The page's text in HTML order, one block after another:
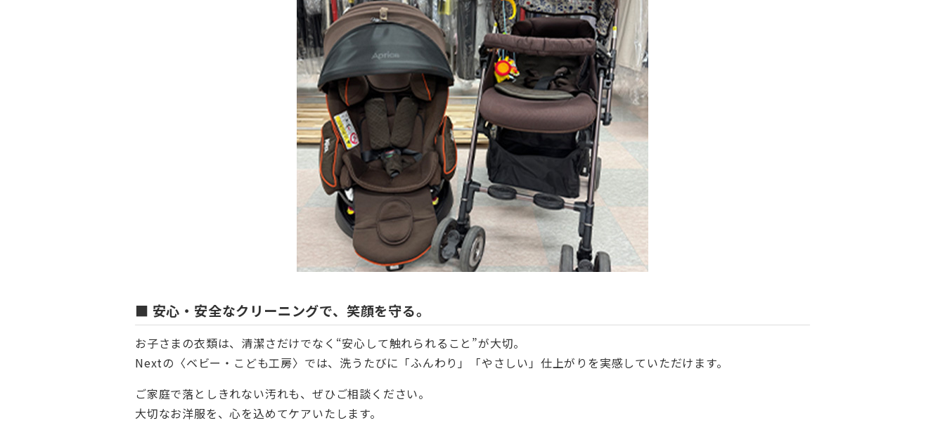
■ 安心・安全なクリーニングで、笑顔を守る。
お子さまの衣類は、清潔さだけでなく“安心して触れられること”が大切。
Nextの〈ベビー・こども工房〉では、洗うたびに「ふんわり」「やさしい」仕上がりを実感していただけます。
ご家庭で落としきれない汚れも、ぜひご相談ください。
大切なお洋服を、心を込めてケアいたします。